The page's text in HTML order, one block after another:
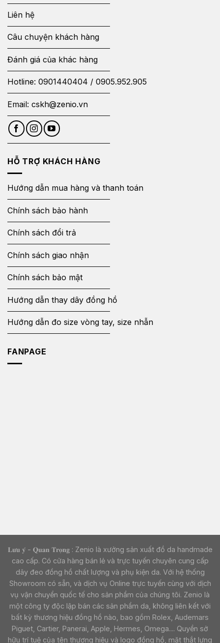
Liên hệ
Câu chuyện khách hàng
Đánh giá của khác hàng
Hotline: 0901440404 / 0905.952.905
Email: cskh@zenio.vn
HỖ TRỢ KHÁCH HÀNG
Hướng dẫn mua hàng và thanh toán
Chính sách bảo hành
Chính sách đổi trả
Chính sách giao nhận
Chính sách bảo mật
Hướng dẫn thay dây đồng hồ
Hướng dẫn đo size vòng tay, size nhẫn
FANPAGE
𝐋𝐮̛𝐮 𝐲́ - 𝐐𝐮𝐚𝐧 𝐓𝐫𝐨̣𝐧𝐠 : Zenio là xưởng sản xuất đồ da handmade
cao cấp. Có cửa hàng bán lẻ và trực tuyến chuyên cung cấp
dây đeo đồng hồ chất lượng và phụ kiện da. Với hệ thống
Showroom có sẵn, và dịch vụ Online trực tuyến cùng với dịch
vụ vận chuyển quốc tế cho sản phẩm của chúng tôi. Zenio là
một công ty độc lập bán các sản phẩm da, không liên kết với
bất kỳ thương hiệu đồng hồ nào, bao gồm Rolex, Audemars
Piguet, Cartier, Panerai, Apple, Hermes, Omega.... Quyền sở
hữu trí tuệ của tên thương hiệu và logo đồng hồ, mặt thắt lưng